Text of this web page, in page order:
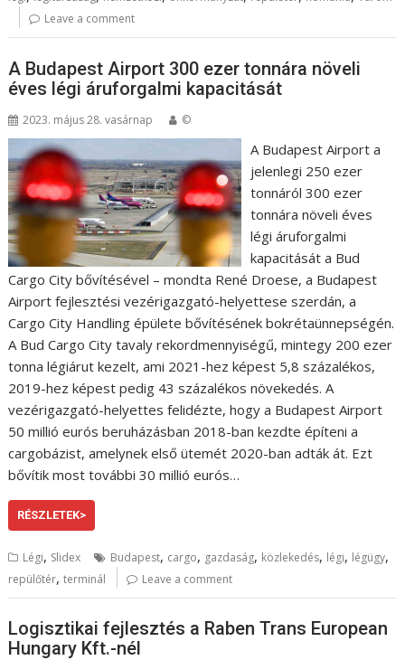
Leave a comment
A Budapest Airport 300 ezer tonnára növeli
éves légi áruforgalmi kapacitását
2023. május 28. vasárnap ©
A Budapest Airport a
jelenlegi 250 ezer
tonnáról 300 ezer
tonnára növeli éves
légi áruforgalmi
kapacitását a Bud
Cargo City bővítésével – mondta René Droese, a Budapest
Airport fejlesztési vezérigazgató-helyettese szerdán, a
Cargo City Handling épülete bővítésének bokrétaünnepségén.
A Bud Cargo City tavaly rekordmennyiségű, mintegy 200 ezer
tonna légiárut kezelt, ami 2021-hez képest 5,8 százalékos,
2019-hez képest pedig 43 százalékos növekedés. A
vezérigazgató-helyettes felidézte, hogy a Budapest Airport
50 millió eurós beruházásban 2018-ban kezdte építeni a
cargobázist, amelynek első ütemét 2020-ban adták át. Ezt
bővítik most további 30 millió eurós…
RÉSZLETEK>
Légi, Slidex Budapest, cargo, gazdaság, közlekedés, légi, légügy,
repülőtér,terminál Leave a comment
Logisztikai fejlesztés a Raben Trans European
Hungary Kft.-nél